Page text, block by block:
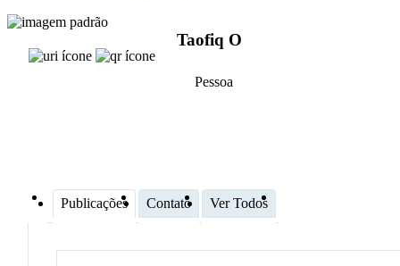
Taofiq O
Pessoa
Publicações Contato Ver Todos